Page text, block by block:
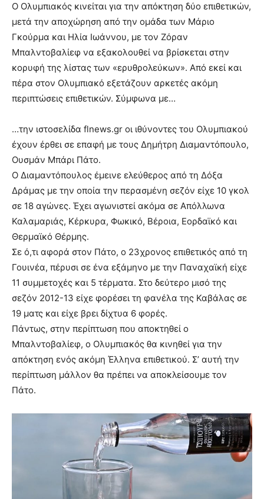
Ο Ολυμπιακός κινείται για την απόκτηση δύο επιθετικών,
μετά την αποχώρηση από την ομάδα των Μάριο
Γκούρμα και Ηλία Ιωάννου, με τον Ζόραν
Μπαλντοβαλίεφ να εξακολουθεί να βρίσκεται στην
κορυφή της λίστας των «ερυθρολεύκων». Από εκεί και
πέρα στον Ολυμπιακό εξετάζουν αρκετές ακόμη
περιπτώσεις επιθετικών. Σύμφωνα με…
…την ιστοσελίδα flnews.gr οι ιθύνοντες του Ολυμπιακού
έχουν έρθει σε επαφή με τους Δημήτρη Διαμαντόπουλο,
Ουσμάν Μπάρι Πάτο.
Ο Διαμαντόπουλος έμεινε ελεύθερος από τη Δόξα
Δράμας με την οποία την περασμένη σεζόν είχε 10 γκολ
σε 18 αγώνες. Έχει αγωνιστεί ακόμα σε Απόλλωνα
Καλαμαριάς, Κέρκυρα, Φωκικό, Βέροια, Εορδαϊκό και
Θερμαϊκό Θέρμης.
Σε ό,τι αφορά στον Πάτο, ο 23χρονος επιθετικός από τη
Γουινέα, πέρυσι σε ένα εξάμηνο με την Παναχαϊκή είχε
11 συμμετοχές και 5 τέρματα. Στο δεύτερο μισό της
σεζόν 2012-13 είχε φορέσει τη φανέλα της Καβάλας σε
19 ματς και είχε βρει δίχτυα 6 φορές.
Πάντως, στην περίπτωση που αποκτηθεί ο
Μπαλντοβαλίεφ, ο Ολυμπιακός θα κινηθεί για την
απόκτηση ενός ακόμη Έλληνα επιθετικού. Σ’ αυτή την
περίπτωση μάλλον θα πρέπει να αποκλείσουμε τον
Πάτο.